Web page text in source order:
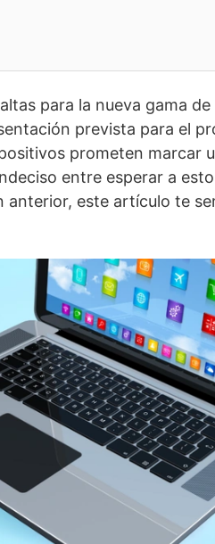
para la nueva gama
prevista para el
prometen marcar
entre esperar a
este artículo te